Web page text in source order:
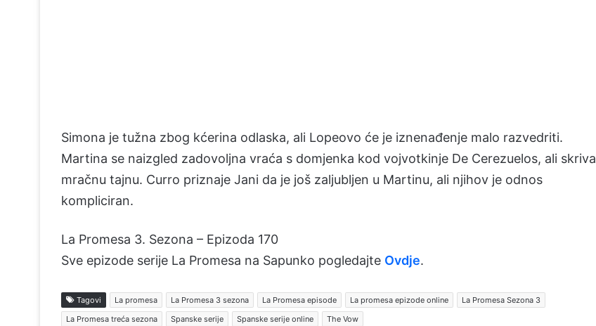
Simona je tužna zbog kćerina odlaska, ali Lopeovo će je iznenađenje malo razvedriti.
Martina se naizgled zadovoljna vraća s domjenka kod vojvotkinje De Cerezuelos, ali skriva
mračnu tajnu. Curro priznaje Jani da je još zaljubljen u Martinu, ali njihov je odnos
kompliciran.
La Promesa 3. Sezona – Epizoda 170
Sve epizode serije La Promesa na Sapunko pogledajte Ovdje.
Tagovi La promesa La Promesa 3 sezona La Promesa episode La promesa epizode online
La Promesa Sezona 3
La Promesa treća sezona
Spanske serije Spanske serije online The Vow